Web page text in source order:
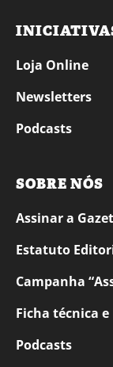
Loja Online
Newsletters
Podcasts
SOBRE NÓS
Assinar a
Estatuto
Campanha
Ficha técnica
Podcasts